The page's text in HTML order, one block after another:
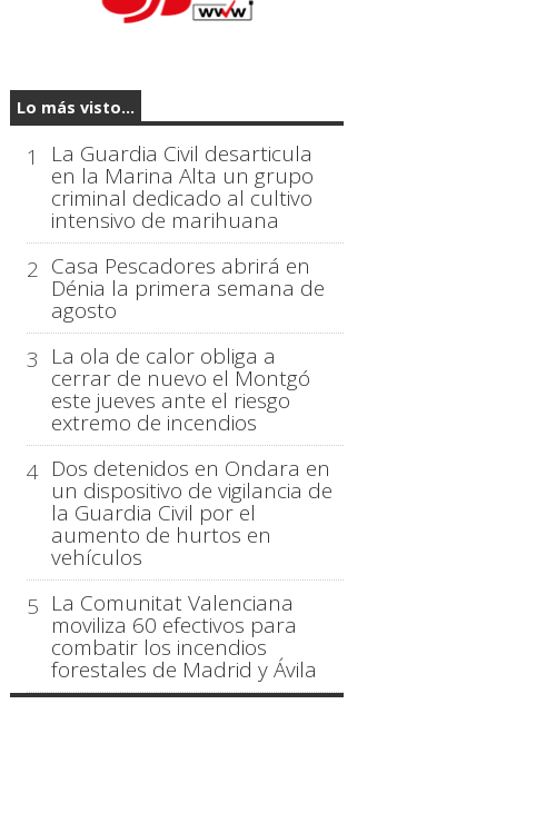
Lo más visto...
1 La Guardia Civil desarticula
en la Marina Alta un grupo
criminal dedicado al cultivo
intensivo de marihuana
2 Casa Pescadores abrirá en
Dénia la primera semana de
agosto
3 La ola de calor obliga a
cerrar de nuevo el Montgó
este jueves ante el riesgo
extremo de incendios
4 Dos detenidos en Ondara en
un dispositivo de vigilancia de
la Guardia Civil por el
aumento de hurtos en
vehículos
5 La Comunitat Valenciana
moviliza 60 efectivos para
combatir los incendios
forestales de Madrid y Ávila